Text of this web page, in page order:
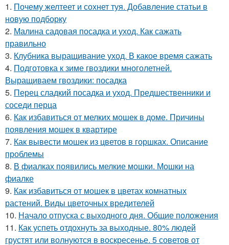
1. Почему желтеет и сохнет туя. Добавление статьи в
новую подборку
2. Малина садовая посадка и уход. Как сажать
правильно
3. Клубника выращивание уход. В какое время сажать
4. Подготовка к зиме гвоздики многолетней.
Выращиваем гвоздики: посадка
5. Перец сладкий посадка и уход. Предшественники и
соседи перца
6. Как избавиться от мелких мошек в доме. Причины
появления мошек в квартире
7. Как вывести мошек из цветов в горшках. Описание
проблемы
8. В фиалках появились мелкие мошки. Мошки на
фиалке
9. Как избавиться от мошек в цветах комнатных
растений. Виды цветочных вредителей
10. Начало отпуска с выходного дня. Общие положения
11. Как успеть отдохнуть за выходные. 80% людей
грустят или волнуются в воскресенье. 5 советов от